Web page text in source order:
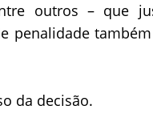
outros – que
penalidade
da decisão.